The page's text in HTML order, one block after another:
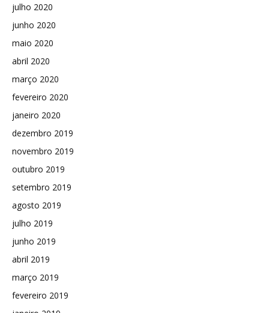
julho 2020
junho 2020
maio 2020
abril 2020
março 2020
fevereiro 2020
janeiro 2020
dezembro 2019
novembro 2019
outubro 2019
setembro 2019
agosto 2019
julho 2019
junho 2019
abril 2019
março 2019
fevereiro 2019